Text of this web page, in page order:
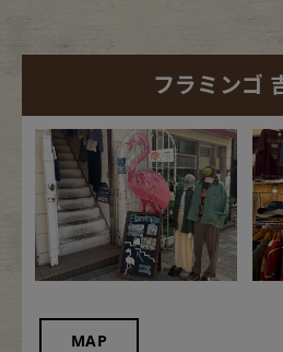
フラミンゴ
MAP